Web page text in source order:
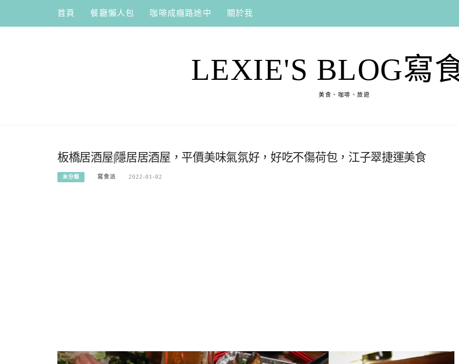
content
首頁 餐廳懶人包 咖啡成癮路途中 關於我
LEXIE'S BLOG寫
美食、咖啡、旅遊
板橋居酒屋|隱居居酒屋，平價美味氣氛好，好吃不傷荷包，江子翠捷運美食
未分類 寫食派 2022-01-02